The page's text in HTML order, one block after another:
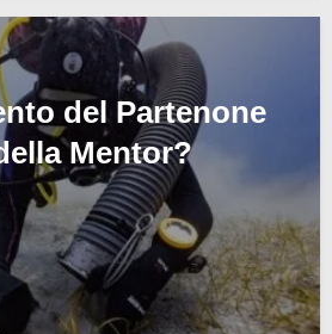
del Partenone
Mentor?